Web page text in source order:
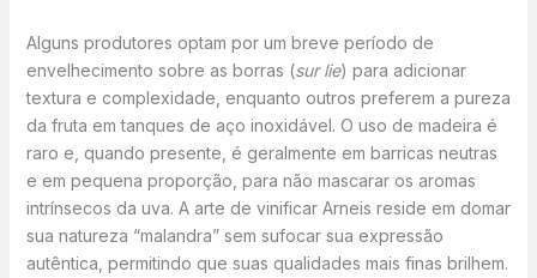
Alguns produtores optam por um breve período de
envelhecimento sobre as borras (sur lie) para adicionar
textura e complexidade, enquanto outros preferem a pureza
da fruta em tanques de aço inoxidável. O uso de madeira é
raro e, quando presente, é geralmente em barricas neutras
e em pequena proporção, para não mascarar os aromas
intrínsecos da uva. A arte de vinificar Arneis reside em domar
sua natureza “malandra” sem sufocar sua expressão
autêntica, permitindo que suas qualidades mais finas brilhem.